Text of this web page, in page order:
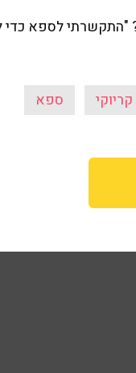
לספא כדי
קריוקי ספא